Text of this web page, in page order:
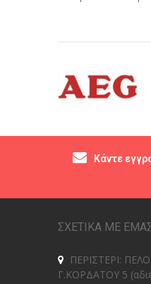
Κάντε
ΣΧΕΤΙΚΑ ΜΕ
ΠΕΡΙΣΤΕΡΙ:
Γ.ΚΟΡΔΑΤΟΥ 5